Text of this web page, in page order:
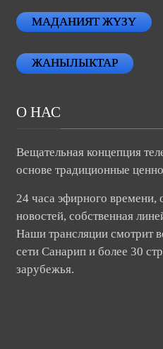
МАДАНИЯТ ЖҮЗҮ
ЖАНЫЛЫКТАР
О НАС
Вещательная концепция
основе традиционные
24 часа эфирного времени,
новостей, собственная
Наши трансляции смотрит
сети Санарип и более 30
зарубежья.